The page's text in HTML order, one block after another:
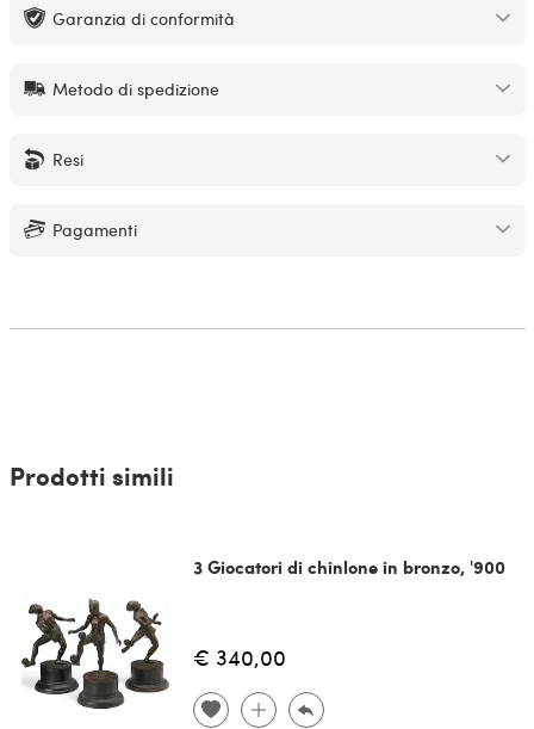
Garanzia di conformità
Metodo di spedizione
Resi
Pagamenti
Prodotti simili
3 Giocatori di chinlone in bronzo, '900
€ 340,00